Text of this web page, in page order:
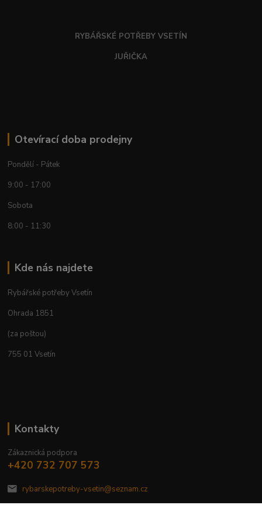
RYBÁŘSKÉ POTŘEBY VSETÍN
JUŘIČKA
Otevírací doba prodejny
Pondělí - Pátek
9:00 - 17:00
Sobota
8:00 - 11:30
Kde nás najdete
Rybářské potřeby Vsetín
Ohrada 1851
(za poštou)
755 01 Vsetín
Kontakty
Zákaznická podpora
+420 732 707 573
rybarskepotreby-vsetin@seznam.cz